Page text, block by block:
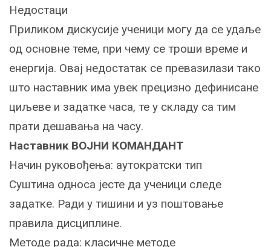
Недостаци
Приликом дискусије ученици могу да се удаље
од основне теме, при чему се троши време и
енергија. Овај недостатак се превазилази тако
што наставник има увек прецизно дефинисане
циљеве и задатке часа, те у складу са тим
прати дешавања на часу.
Наставник ВОЈНИ КОМАНДАНТ
Начин руковођења: аутократски тип
Суштина односа јесте да ученици следе
задатке. Ради у тишини и уз поштовање
правила дисциплине.
Методе рада: класичне методе